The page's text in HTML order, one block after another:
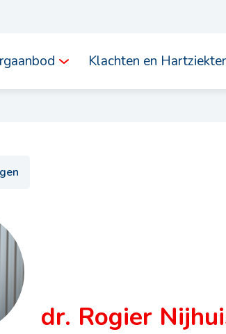
Klachten en
dr. Rogier